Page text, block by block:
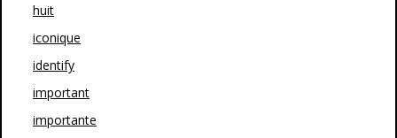
huit
iconique
identify
important
importante